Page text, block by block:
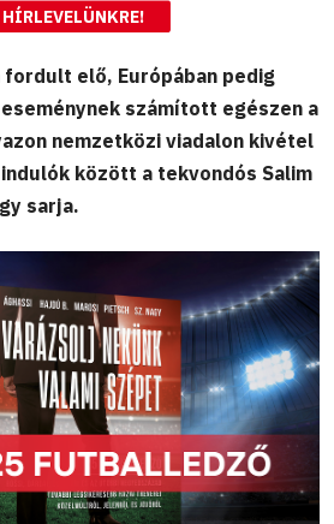
elő, Európában pedig
számított egészen a
nemzetközi viadalon kivétel
között a tekvondós Salim
sarja.